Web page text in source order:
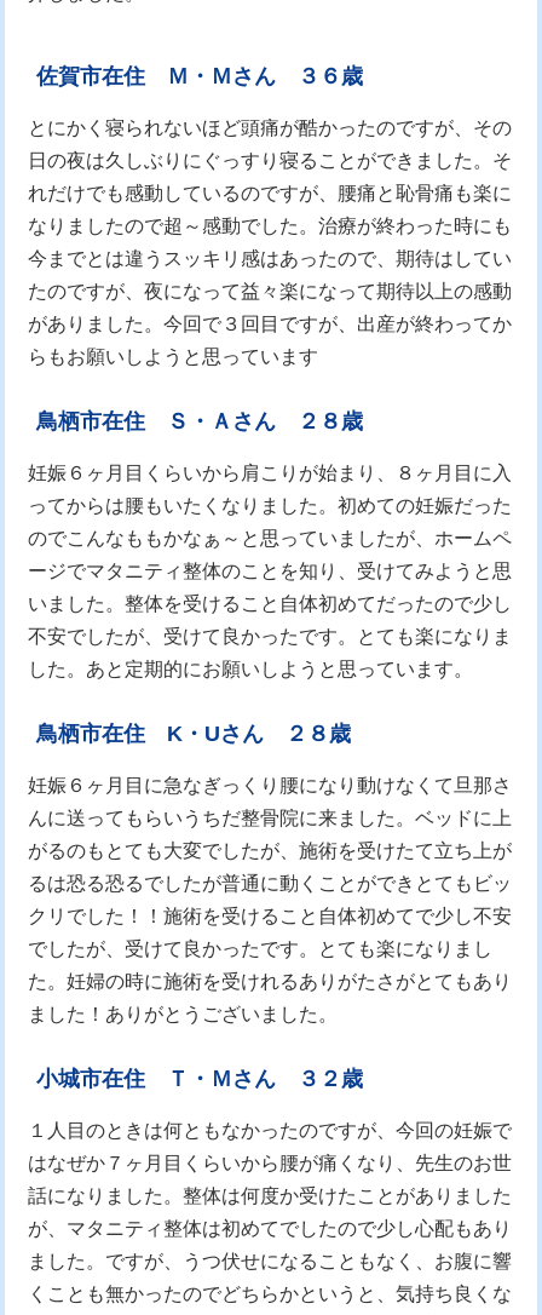
佐賀市在住 Ｍ・Ｍさん ３６歳
とにかく寝られないほど頭痛が酷かったのですが、その
日の夜は久しぶりにぐっすり寝ることができました。そ
れだけでも感動しているのですが、腰痛と恥骨痛も楽に
なりましたので超～感動でした。治療が終わった時にも
今までとは違うスッキリ感はあったので、期待はしてい
たのですが、夜になって益々楽になって期待以上の感動
がありました。今回で３回目ですが、出産が終わってか
らもお願いしようと思っています
鳥栖市在住 Ｓ・Ａさん ２８歳
妊娠６ヶ月目くらいから肩こりが始まり、８ヶ月目に入
ってからは腰もいたくなりました。初めての妊娠だった
のでこんなももかなぁ～と思っていましたが、ホームペ
ージでマタニティ整体のことを知り、受けてみようと思
いました。整体を受けること自体初めてだったので少し
不安でしたが、受けて良かったです。とても楽になりま
した。あと定期的にお願いしようと思っています。
鳥栖市在住 K・Uさん ２８歳
妊娠６ヶ月目に急なぎっくり腰になり動けなくて旦那さ
んに送ってもらいうちだ整骨院に来ました。ベッドに上
がるのもとても大変でしたが、施術を受けたて立ち上が
るは恐る恐るでしたが普通に動くことができとてもビッ
クリでした！！施術を受けること自体初めてで少し不安
でしたが、受けて良かったです。とても楽になりまし
た。妊婦の時に施術を受けれるありがたさがとてもあり
ました！ありがとうございました。
小城市在住 Ｔ・Ｍさん ３２歳
１人目のときは何ともなかったのですが、今回の妊娠で
はなぜか７ヶ月目くらいから腰が痛くなり、先生のお世
話になりました。整体は何度か受けたことがありました
が、マタニティ整体は初めてでしたので少し心配もあり
ました。ですが、うつ伏せになることもなく、お腹に響
くことも無かったのでどちらかというと、気持ち良くな